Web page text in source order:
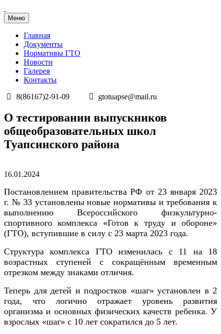
Меню
Главная
Документы
Нормативы ГТО
Новости
Галерея
Контакты
8(86167)2-91-09
gtotuapse@mail.ru
Перейти
к
содержимому
О тестировании выпускников
общеобразовательных школ
Туапсинского района
Опубликовано
16.01.2024
Постановлением правительства РФ от 23 января 2023
г. № 33 установлены новые нормативы и требования к
выполнению Всероссийского физкультурно-
спортивного комплекса «Готов к труду и обороне»
(ГТО), вступившие в силу с 23 марта 2023 года.
Структура комплекса ГТО изменилась с 11 на 18
возрастных ступеней с сокращённым временным
отрезком между знаками отличия.
Теперь для детей и подростков «шаг» установлен в 2
года, что логично отражает уровень развития
организма и основных физических качеств ребенка. У
взрослых «шаг» с 10 лет сократился до 5 лет.